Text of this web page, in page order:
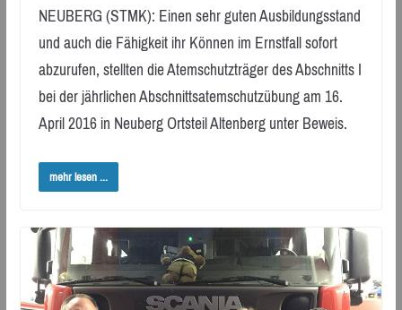
NEUBERG (STMK): Einen sehr guten Ausbildungsstand
und auch die Fähigkeit ihr Können im Ernstfall sofort
abzurufen, stellten die Atemschutzträger des Abschnitts I
bei der jährlichen Abschnittsatemschutzübung am 16.
April 2016 in Neuberg Ortsteil Altenberg unter Beweis.
mehr lesen ...